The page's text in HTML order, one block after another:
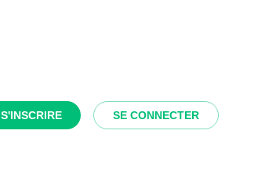
S'INSCRIRE SE CONNECTER